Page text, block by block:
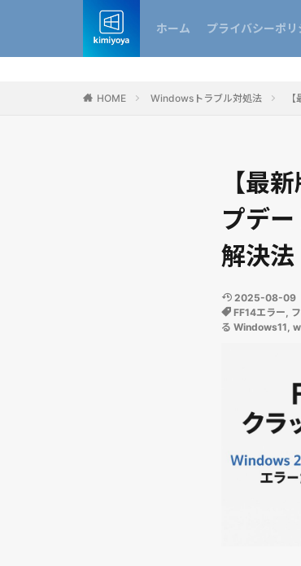
ホーム プライバシーポリ
HOME Windowsトラブル対処法
【最
プデ
解決法
2025-08-09
FF14エラー,
る Windows11,